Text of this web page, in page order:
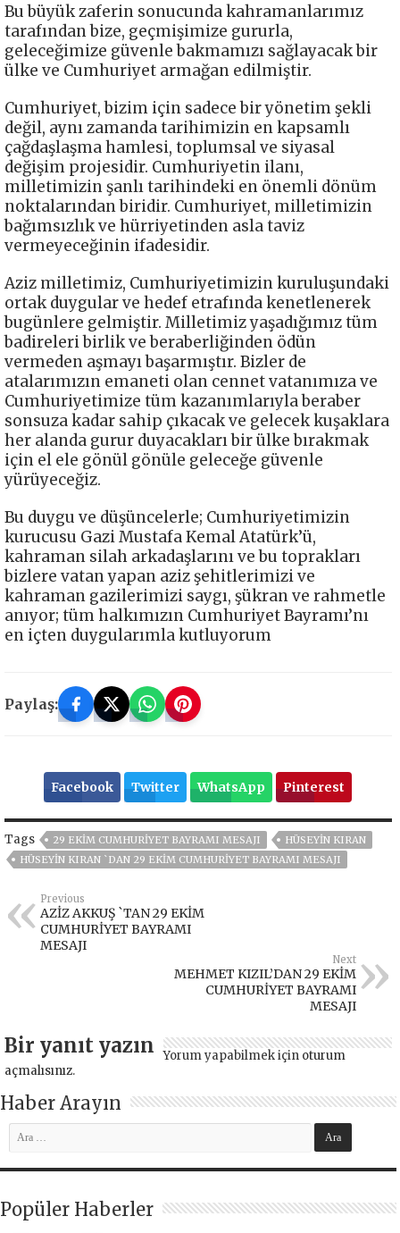
Bu büyük zaferin sonucunda kahramanlarımız
tarafından bize, geçmişimize gururla,
geleceğimize güvenle bakmamızı sağlayacak bir
ülke ve Cumhuriyet armağan edilmiştir.
Cumhuriyet, bizim için sadece bir yönetim şekli
değil, aynı zamanda tarihimizin en kapsamlı
çağdaşlaşma hamlesi, toplumsal ve siyasal
değişim projesidir. Cumhuriyetin ilanı,
milletimizin şanlı tarihindeki en önemli dönüm
noktalarından biridir. Cumhuriyet, milletimizin
bağımsızlık ve hürriyetinden asla taviz
vermeyeceğinin ifadesidir.
Aziz milletimiz, Cumhuriyetimizin kuruluşundaki
ortak duygular ve hedef etrafında kenetlenerek
bugünlere gelmiştir. Milletimiz yaşadığımız tüm
badireleri birlik ve beraberliğinden ödün
vermeden aşmayı başarmıştır. Bizler de
atalarımızın emaneti olan cennet vatanımıza ve
Cumhuriyetimize tüm kazanımlarıyla beraber
sonsuza kadar sahip çıkacak ve gelecek kuşaklara
her alanda gurur duyacakları bir ülke bırakmak
için el ele gönül gönüle geleceğe güvenle
yürüyeceğiz.
Bu duygu ve düşüncelerle; Cumhuriyetimizin
kurucusu Gazi Mustafa Kemal Atatürk’ü,
kahraman silah arkadaşlarını ve bu toprakları
bizlere vatan yapan aziz şehitlerimizi ve
kahraman gazilerimizi saygı, şükran ve rahmetle
anıyor; tüm halkımızın Cumhuriyet Bayramı’nı
en içten duygularımla kutluyorum
Paylaş:
Facebook Twitter WhatsApp Pinterest
Tags 29 EKIM CUMHURIYET BAYRAMI MESAJI
HÜSEYIN KIRAN
HÜSEYIN KIRAN `DAN 29 EKIM CUMHURIYET BAYRAMI MESAJI
Previous
AZİZ AKKUŞ `TAN 29 EKİM
CUMHURİYET BAYRAMI
MESAJI
Next
MEHMET KIZIL’DAN 29 EKİM
CUMHURİYET BAYRAMI
MESAJI
Bir yanıt yazın Yorum yapabilmek için oturum
açmalısınız.
Haber Arayın
Popüler Haberler